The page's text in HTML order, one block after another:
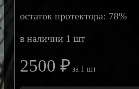
остаток протектора: 78%
в наличии 1 шт
2500 ₽ за 1 шт